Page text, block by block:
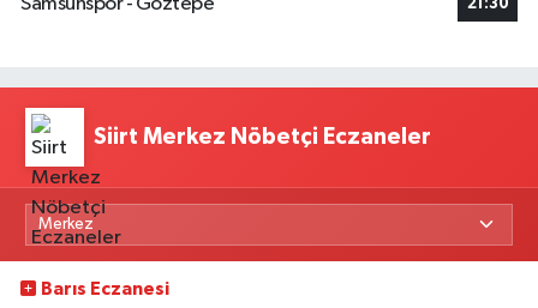
Samsunspor - Göztepe
21:30
Siirt Merkez Nöbetçi Eczaneler
Barıs Eczanesi